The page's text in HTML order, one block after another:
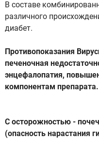
В составе
различного
диабет.
Противопоказания
печеночная
энцефалопатия,
компонентам препарата.
С осторожностью -
(опасность нарастания